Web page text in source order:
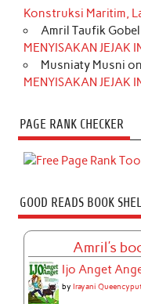
Konstruksi Maritim,
Amril Taufik Gobel
MENYISAKAN JEJAK
Musniaty Musni on
MENYISAKAN JEJAK
PAGE RANK CHECKER
GOOD READS BOOK
Amril's
Ijo Anget
byIrayani